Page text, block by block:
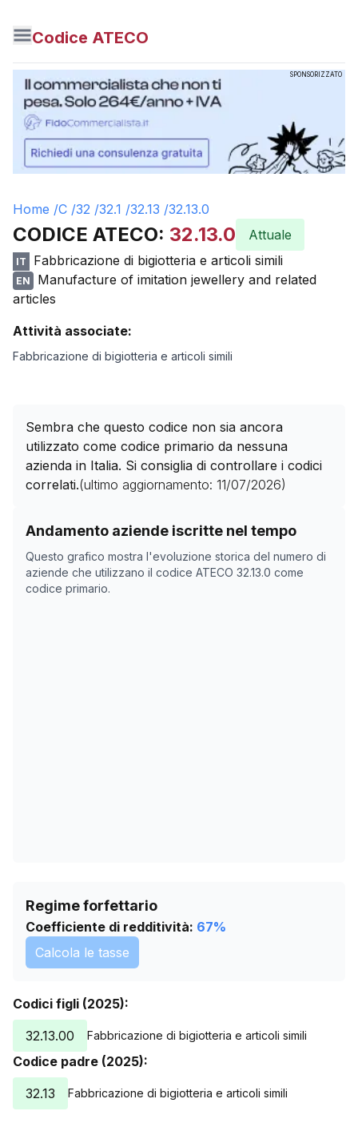
Codice ATECO
SPONSORIZZATO
Home /C /32 /32.1 /32.13 /32.13.0
CODICE ATECO: 32.13.0 Attuale
IT Fabbricazione di bigiotteria e articoli simili
EN
Manufacture of imitation jewellery and related
articles
Attività associate:
Fabbricazione di bigiotteria e articoli simili
Sembra che questo codice non sia ancora
utilizzato come codice primario da nessuna
azienda in Italia. Si consiglia di controllare i codici
correlati.(ultimo aggiornamento: 11/07/2026)
Andamento aziende iscritte nel tempo
Questo grafico mostra l'evoluzione storica del numero di
aziende che utilizzano il codice ATECO 32.13.0 come
codice primario.
Storico numero di aziende con codice ATECO
Data rilevazione
09/04/2025
0
25/05/2025
Regime forfettario
Coefficiente di redditività: 67%
Calcola le tasse
Codici figli (2025):
32.13.00
Fabbricazione di bigiotteria e articoli simili
Codice padre (2025):
32.13
Fabbricazione di bigiotteria e articoli simili